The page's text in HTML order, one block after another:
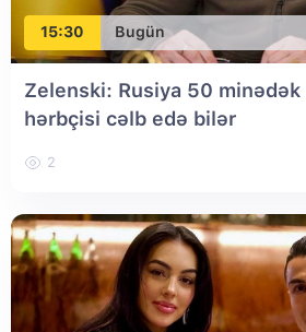
15:30 Bugün
Zelenski: Rusiya 50 minədək
hərbçisi cəlb edə bilər
2